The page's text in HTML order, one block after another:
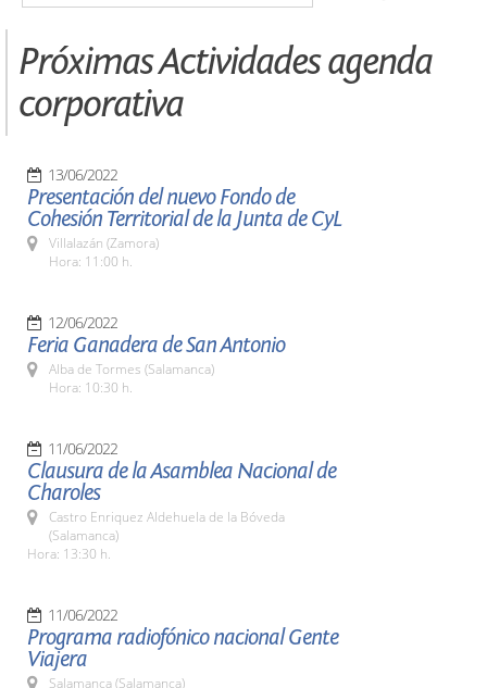
Próximas Actividades agenda
corporativa
13/06/2022
Presentación del nuevo Fondo de
Cohesión Territorial de la Junta de CyL
Villalazán (Zamora)
Hora: 11:00 h.
12/06/2022
Feria Ganadera de San Antonio
Alba de Tormes (Salamanca)
Hora: 10:30 h.
11/06/2022
Clausura de la Asamblea Nacional de
Charoles
Castro Enriquez Aldehuela de la Bóveda
(Salamanca)
Hora: 13:30 h.
11/06/2022
Programa radiofónico nacional Gente
Viajera
Salamanca (Salamanca)